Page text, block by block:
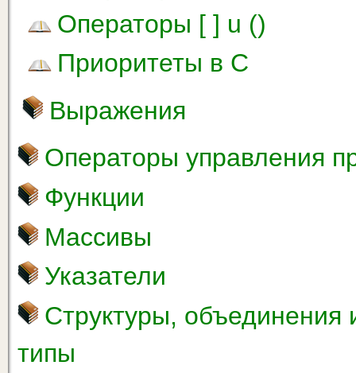
Операторы [ ] u ()
Приоритеты в С
Выражения
Операторы управления
Функции
Массивы
Указатели
Структуры,
типы